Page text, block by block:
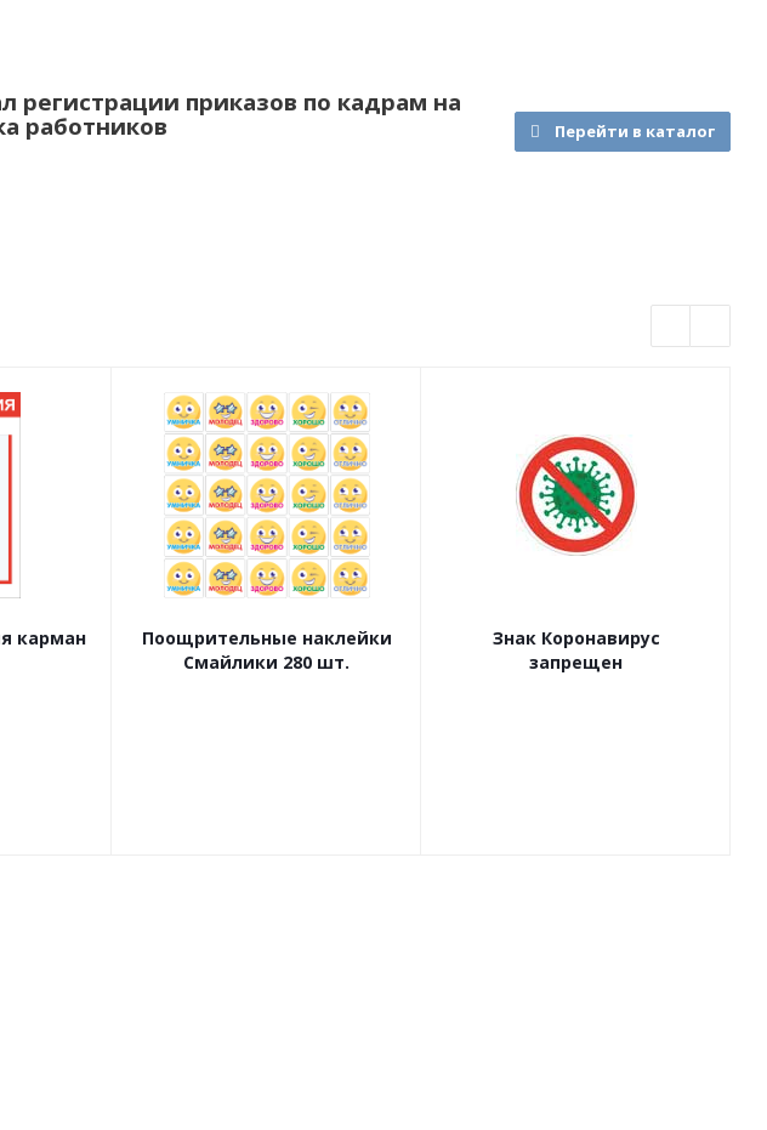
регистрации приказов по кадрам на
работников
Перейти в каталог
карман
Поощрительные наклейки
Смайлики 280 шт.
Знак Коронавирус
запрещен